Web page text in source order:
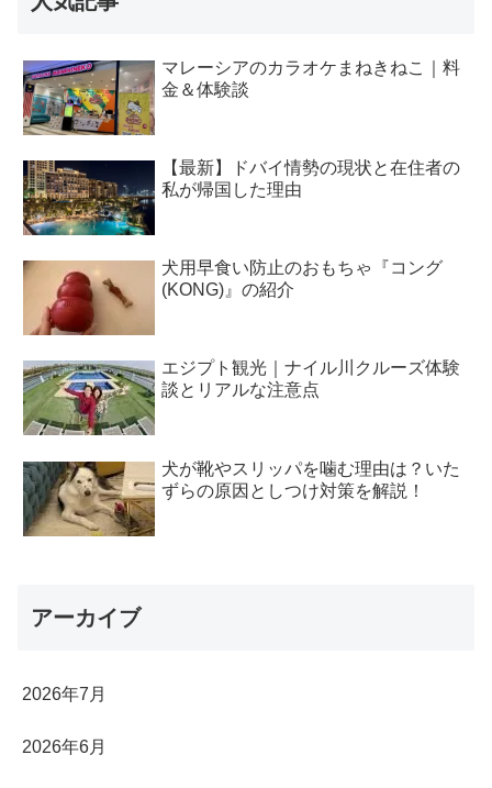
マレーシアのカラオケまねきねこ｜料
金＆体験談
【最新】ドバイ情勢の現状と在住者の
私が帰国した理由
犬用早食い防止のおもちゃ『コング
(KONG)』の紹介
エジプト観光｜ナイル川クルーズ体験
談とリアルな注意点
犬が靴やスリッパを噛む理由は？いた
ずらの原因としつけ対策を解説！
アーカイブ
2026年7月
2026年6月